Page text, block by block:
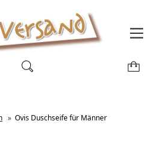
» Ovis Duschseife für Männer